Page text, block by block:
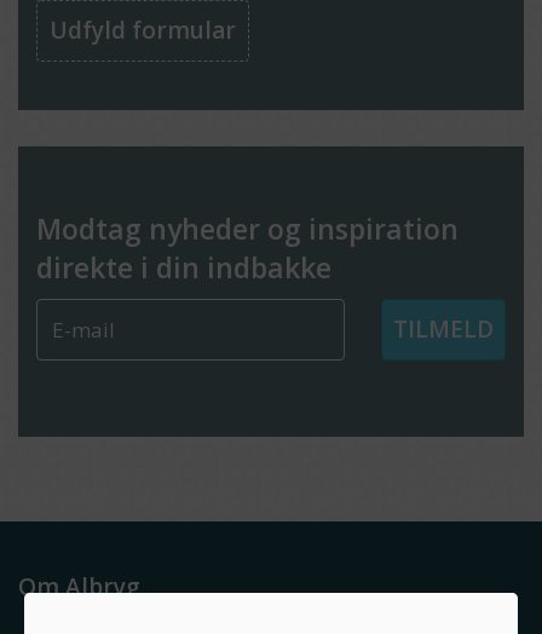
Udfyld formular
Modtag nyheder og inspiration
direkte i din indbakke
TILMELD
Om Albryg